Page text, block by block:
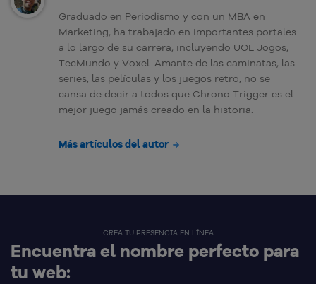
Graduado en Periodismo y con un MBA en
Marketing, ha trabajado en importantes portales
a lo largo de su carrera, incluyendo UOL Jogos,
TecMundo y Voxel. Amante de las caminatas, las
series, las películas y los juegos retro, no se
cansa de decir a todos que Chrono Trigger es el
mejor juego jamás creado en la historia.
Más artículos del autor
CREA TU PRESENCIA EN LÍNEA
Encuentra el nombre perfecto para
tu web: